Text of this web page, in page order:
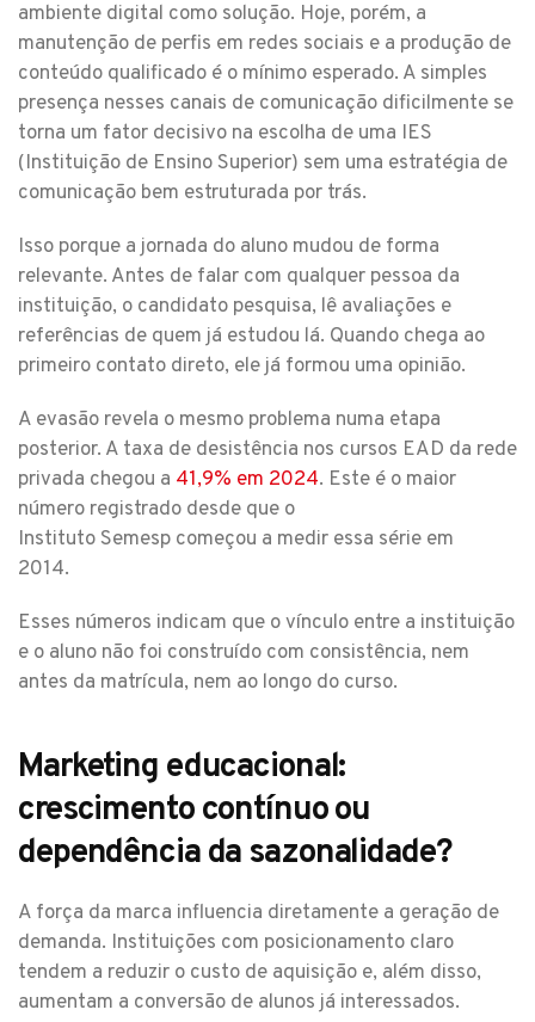
ambiente digital como solução. Hoje, porém, a
manutenção de perfis em redes sociais e a produção de
conteúdo qualificado é o mínimo esperado. A simples
presença nesses canais de comunicação dificilmente se
torna um fator decisivo na escolha de uma IES
(Instituição de Ensino Superior) sem uma estratégia de
comunicação bem estruturada por trás.
Isso porque a jornada do aluno mudou de forma
relevante. Antes de falar com qualquer pessoa da
instituição, o candidato pesquisa, lê avaliações e
referências de quem já estudou lá. Quando chega ao
primeiro contato direto, ele já formou uma opinião.
A evasão revela o mesmo problema numa etapa
posterior. A taxa de desistência nos cursos EAD da rede
privada chegou a 41,9% em 2024. Este é o maior
número registrado desde que o
Instituto Semesp começou a medir essa série em
2014.
Esses números indicam que o vínculo entre a instituição
e o aluno não foi construído com consistência, nem
antes da matrícula, nem ao longo do curso.
Marketing educacional:
crescimento contínuo ou
dependência da sazonalidade?
A força da marca influencia diretamente a geração de
demanda. Instituições com posicionamento claro
tendem a reduzir o custo de aquisição e, além disso,
aumentam a conversão de alunos já interessados.